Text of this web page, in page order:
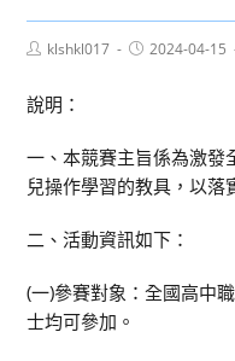
Postklshkl017
Post2024-04-15
說明：
一、本競賽主旨係為激發
兒操作學習的教具，以落
二、活動資訊如下：
(一)參賽對象：全國高中
士均可參加。